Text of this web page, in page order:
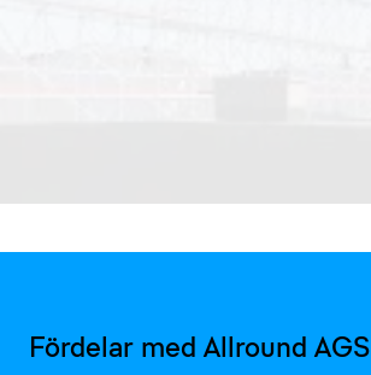
Fördelar med Allround AGS